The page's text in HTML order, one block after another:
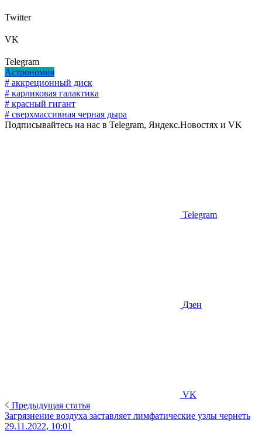
Twitter
VK
Telegram
Астрономия
# аккреционный диск
# карликовая галактика
# красный гигант
# сверхмассивная черная дыра
Подписывайтесь на нас в Telegram, Яндекс.Новостях и VK
Telegram
Дзен
VK
Предыдущая статья
Загрязнение воздуха заставляет лимфатические узлы чернеть
29.11.2022, 10:01